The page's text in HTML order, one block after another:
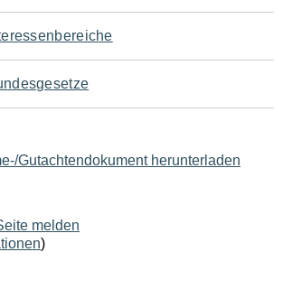
Gutachtendokument herunterladen
melden
)